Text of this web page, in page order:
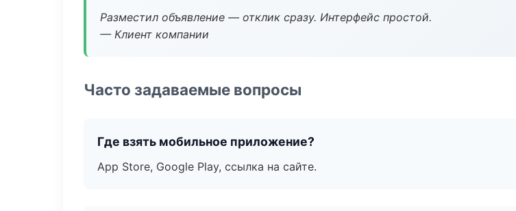
Разместил объявление — отклик сразу. Интерфейс простой.
— Клиент компании
Часто задаваемые вопросы
Где взять мобильное приложение?
App Store, Google Play, ссылка на сайте.